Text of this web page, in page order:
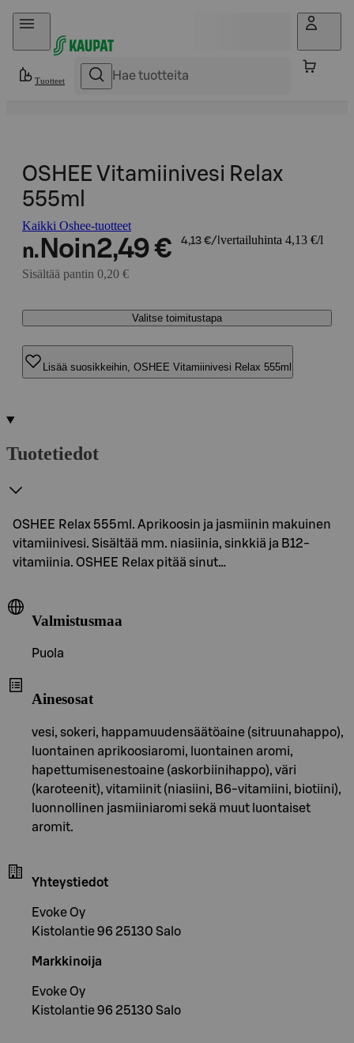
Hyppää sisältöön
Tuotteet
OSHEE Vitamiinivesi Relax
555ml
Kaikki Oshee-tuotteet
n. Noin2,49 € 4,13 €/l vertailuhinta 4,13 €/l
Sisältää pantin 0,20 €
Valitse toimitustapa
Lisää suosikkeihin, OSHEE Vitamiinivesi Relax 555ml
Tuotetiedot
OSHEE Relax 555ml. Aprikoosin ja jasmiinin makuinen
vitamiinivesi. Sisältää mm. niasiinia, sinkkiä ja B12-
vitamiinia. OSHEE Relax pitää sinut…
Valmistusmaa
Puola
Ainesosat
vesi, sokeri, happamuudensäätöaine (sitruunahappo),
luontainen aprikoosiaromi, luontainen aromi,
hapettumisenestoaine (askorbiinihappo), väri
(karoteenit), vitamiinit (niasiini, B6-vitamiini, biotiini),
luonnollinen jasmiiniaromi sekä muut luontaiset
aromit.
Yhteystiedot
Evoke Oy
Kistolantie 96 25130 Salo
Markkinoija
Evoke Oy
Kistolantie 96 25130 Salo